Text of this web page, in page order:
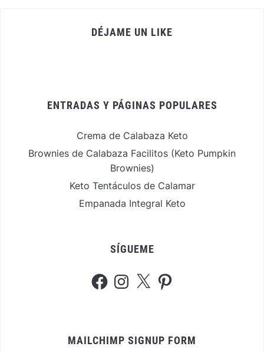
DÉJAME UN LIKE
ENTRADAS Y PÁGINAS POPULARES
Crema de Calabaza Keto
Brownies de Calabaza Facilitos (Keto Pumpkin
Brownies)
Keto Tentáculos de Calamar
Empanada Integral Keto
SÍGUEME
FacebookInstagram
X Pinterest
MAILCHIMP SIGNUP FORM